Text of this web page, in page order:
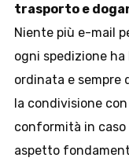
trasporto e
Niente più e-mail
ogni spedizione
ordinata e sempre
la condivisione
conformità in
aspetto